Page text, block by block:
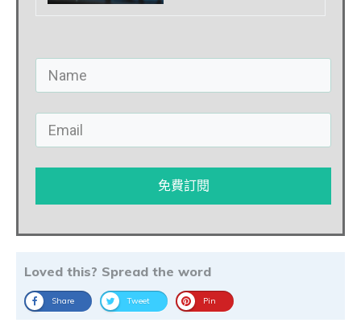
免費訂閱
Loved this? Spread the word
Share Tweet Pin